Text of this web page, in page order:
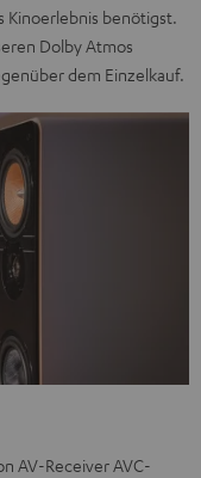
Kinoerlebnis benötigst.
Dolby Atmos
dem Einzelkauf.
AV-Receiver AVC-